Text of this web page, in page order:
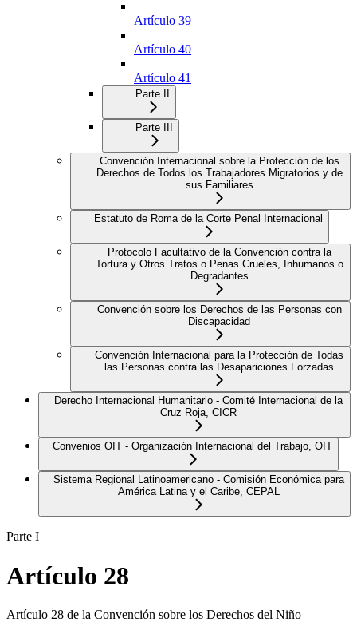
Artículo 39
Artículo 40
Artículo 41
Parte II
Parte III
Convención Internacional sobre la Protección de los
Derechos de Todos los Trabajadores Migratorios y de
sus Familiares
Estatuto de Roma de la Corte Penal Internacional
Protocolo Facultativo de la Convención contra la
Tortura y Otros Tratos o Penas Crueles, Inhumanos o
Degradantes
Convención sobre los Derechos de las Personas con
Discapacidad
Convención Internacional para la Protección de Todas
las Personas contra las Desapariciones Forzadas
Derecho Internacional Humanitario - Comité Internacional de la
Cruz Roja, CICR
Convenios OIT - Organización Internacional del Trabajo, OIT
Sistema Regional Latinoamericano - Comisión Económica para
América Latina y el Caribe, CEPAL
Parte I
Artículo 28
Artículo 28 de la Convención sobre los Derechos del Niño